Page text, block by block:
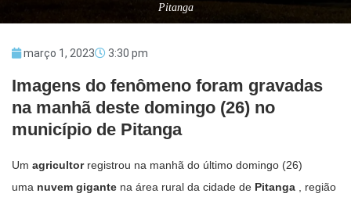
Pitanga
março 1, 2023 3:30 pm
Imagens do fenômeno foram gravadas
na manhã deste domingo (26) no
município de Pitanga
Um agricultorregistrou na manhã do último domingo (26)
uma nuvem gigante na área rural da cidade de Pitanga , região